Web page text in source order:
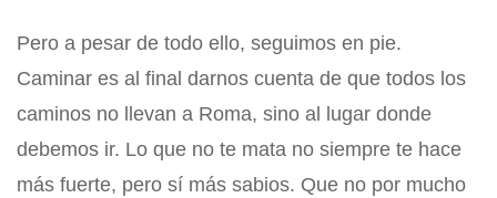
Pero a pesar de todo ello, seguimos en pie.
Caminar es al final darnos cuenta de que todos los
caminos no llevan a Roma, sino al lugar donde
debemos ir. Lo que no te mata no siempre te hace
más fuerte, pero sí más sabios. Que no por mucho